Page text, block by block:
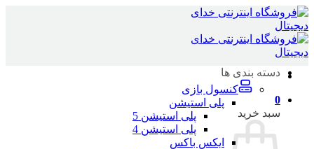
Skip
to
content
0
سبد خرید
دسته بندی ها
کنسول بازی
پلی استیشن
پلی استیشن 5
پلی استیشن 4
ایکس باکس